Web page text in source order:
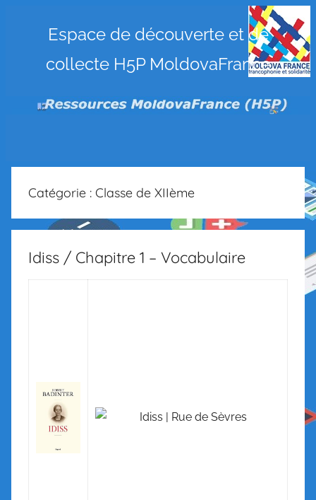
Ressources
MoldovaFrance
(H5P)
Espace de découverte et de
collecte H5P MoldovaFrance
Catégorie : Classe de XIIème
Idiss / Chapitre 1 – Vocabulaire